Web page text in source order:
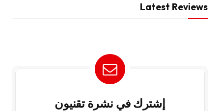
Latest Reviews
إشترك في نشرة تقنيون